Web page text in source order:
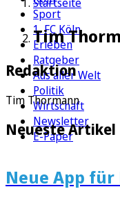
Sport
1. FC Köln
Erleben
Ratgeber
Aus aller Welt
Politik
Wirtschaft
Newsletter
E-Paper
Tim
Redaktion
Tim Thormann
Neueste Artikel
Neue App für